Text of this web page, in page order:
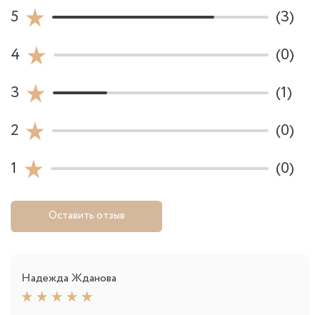
5
(3)
4
(0)
3
(1)
2
(0)
1
(0)
Оставить отзыв
Надежда Жданова